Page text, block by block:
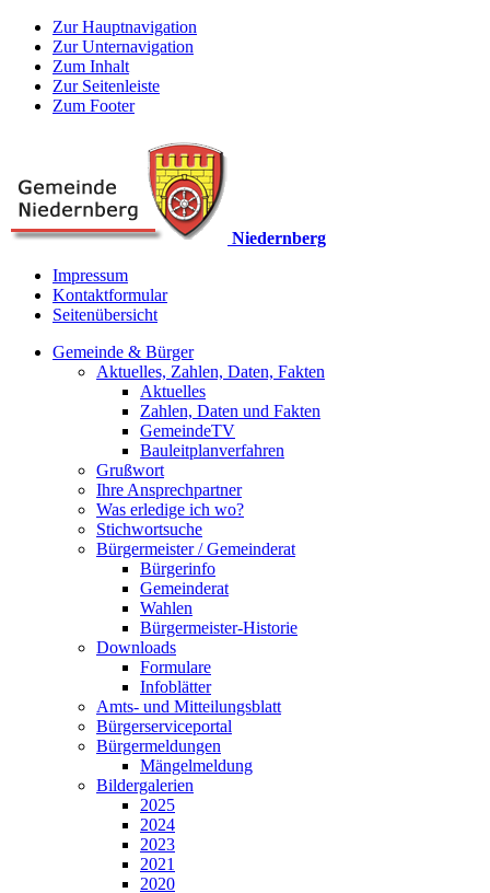
Zur Hauptnavigation
Zur Unternavigation
Zum Inhalt
Zur Seitenleiste
Zum Footer
Niedernberg
Impressum
Kontaktformular
Seitenübersicht
Gemeinde & Bürger
Aktuelles, Zahlen, Daten, Fakten
Aktuelles
Zahlen, Daten und Fakten
GemeindeTV
Bauleitplanverfahren
Grußwort
Ihre Ansprechpartner
Was erledige ich wo?
Stichwortsuche
Bürgermeister / Gemeinderat
Bürgerinfo
Gemeinderat
Wahlen
Bürgermeister-Historie
Downloads
Formulare
Infoblätter
Amts- und Mitteilungsblatt
Bürgerserviceportal
Bürgermeldungen
Mängelmeldung
Bildergalerien
2025
2024
2023
2021
2020